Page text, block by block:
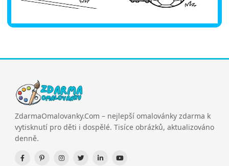
ZdarmaOmalovanky.Com – nejlepší omalovánky zdarma k
vytisknutí pro děti i dospělé. Tisíce obrázků, aktualizováno
denně.